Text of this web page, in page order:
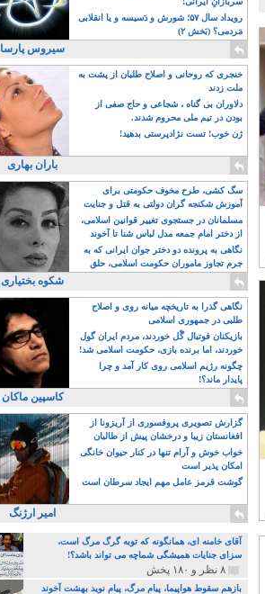
رویداد سال ۵۷؛ شورش و دَسیسه و یا انقلابی
مَردمی؟ (بَخش ۲)
سیروس پارسا
خنجری که روحانی و اصلاح طلبان از پشت به
ملت زدند
دلاوران بی گناه ، شجاعی و حاج صفی از
بودن در تیم ملی محروم شدند.
ژن خوب! تست نژادپرستی بدهید!
باران بهاری
سگ کشی، طرح مخوف حکومتی برای
آموزش شکنجه گران دولتی به قتل و جنایت
بیشتر
مسلمانان در جستجوی تغییر قوانین اسلامی،
از دختر امام جمعه مدل لباس شنا تا آخوند
مسلمان همجنسگرا!
نگاهی به پرونده دو دختر جوان ایرانی که به
جرم تجاوز ماموران حکومت اسلامی، حلق
آویز شدند!
شکوه بختیاری
نگاهی گذرا به تاریخچه میانه روی و اصلاح
طلبی در جمهوری اسلامی
بازیکنان فوتبال گًل خوردند، مردم ایران گول
خوردند، اما برنده بازی، حکومت اسلامی شد!
چگونه رژیم اسلامی روی کار آمد و چرا
پایدار ماند؟!
کاسپین ماکان
گزارش تصویری پروفسوری از آریزونا از
افغانستان زیبا و درخشان پیش از طالبان
خواب خوش و آرام تنها در کنار حیوان خانگی
امکان پذیر است
گوشت قرمز عامل مهم ایجاد سرطان است
امیر ارژنگ
آقای خامنه ای، همانگونه که توبه گرگ مرگ است،
سزای جنایات همیشگی شماچه می تواند باشد؟!
۸ نظر و ۱۸۰ پخش
بازهم سقوط هواپیما، پیام مرگ، پیام نوید بهشت آخوند